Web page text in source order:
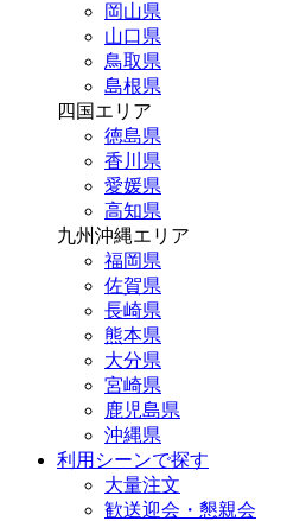
岡山県
山口県
鳥取県
島根県
四国エリア
徳島県
香川県
愛媛県
高知県
九州沖縄エリア
福岡県
佐賀県
長崎県
熊本県
大分県
宮崎県
鹿児島県
沖縄県
利用シーンで探す
大量注文
歓送迎会・懇親会